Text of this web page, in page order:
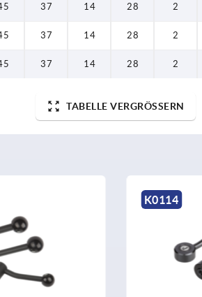
37 14 28 2
37 14 28 2
37 14 28 2
TABELLE VERGRÖSSERN
K0129